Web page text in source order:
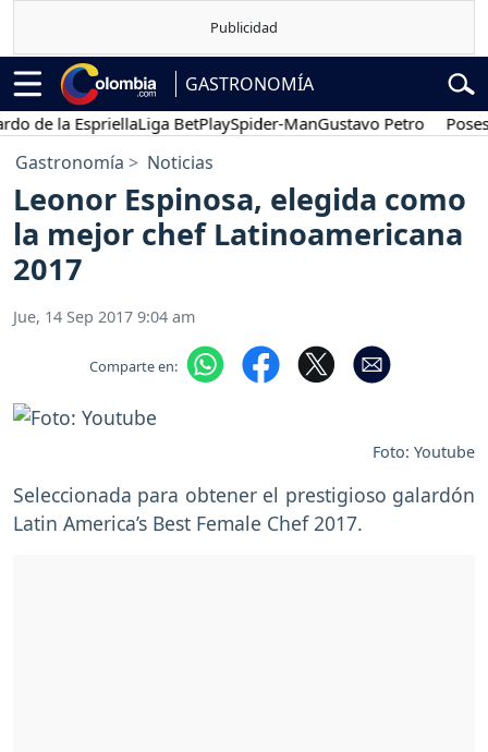
GASTRONOMÍA
de la EspriellaLiga BetPlaySpider-ManGustavo Petro
Gastronomía Noticias
Leonor Espinosa, elegida como
la mejor chef Latinoamericana
2017
Jue, 14 Sep 2017 9:04 am
Comparte en:
Foto: Youtube
Seleccionada para obtener el prestigioso galardón
Latin America’s Best Female Chef 2017.